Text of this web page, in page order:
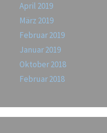
April 2019
März 2019
Februar 2019
Januar 2019
Oktober 2018
Februar 2018